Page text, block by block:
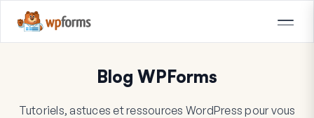
Blog WPForms
Tutoriels, astuces et ressources WordPress pour vous